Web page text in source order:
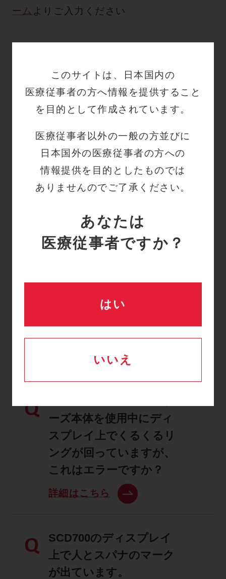
このサイトは、日本国内の
医療従事者の方へ情報を提供すること
を目的として作成されています。
医療従事者以外の一般の方並びに
日本国外の医療従事者の方への
情報提供を目的としたものでは
ありませんのでご了承ください。
あなたは
医療従事者ですか？
はい
いいえ
ーム よりご入力ください
一覧へ戻る
関連するよくある質
問
SCD700で、レッグスリ
ーブを取り付けているの
フットカフが取り付けら
れていると認識していま
詳細はこちら
Q
ーズ本体を使用中にディ
スプレイ上でくるくるリ
ングが回っていますが、
これはエラーですか？
詳細はこちら
Q
SCD700のディスプレイ
上で人とスパナのマーク
が出ています。